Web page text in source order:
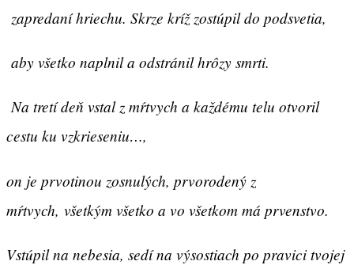
zapredaní hriechu. Skrze kríž zostúpil do podsvetia,
aby všetko naplnil a odstránil hrôzy smrti.
Na tre­tí deň vstal z mŕtvych a každému telu otvoril
cestu ku vzkrieseniu…,
on je prvotinou zosnulých, prvorodený z
mŕtvych, všetkým všetko a vo všetkom má prvenstvo.
Vstúpil na nebesia, sedí na výsostiach po pra­vici tvojej